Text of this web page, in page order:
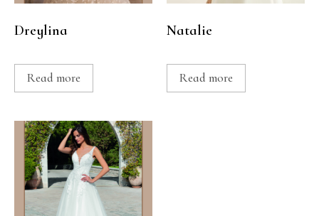
Dreylina
Read more
Natalie
Read more